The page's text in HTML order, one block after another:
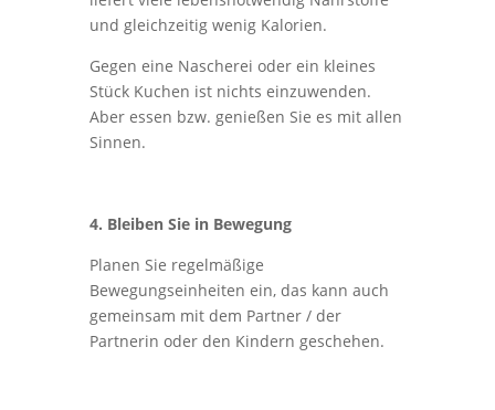
und gleichzeitig wenig Kalorien.
Gegen eine Nascherei oder ein kleines
Stück Kuchen ist nichts einzuwenden.
Aber essen bzw. genießen Sie es mit allen
Sinnen.
4. Bleiben Sie in Bewegung
Planen Sie regelmäßige
Bewegungseinheiten ein, das kann auch
gemeinsam mit dem Partner / der
Partnerin oder den Kindern geschehen.